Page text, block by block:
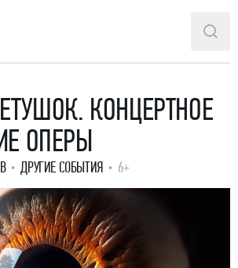
театр оперы и балета
КОНЦЕРТНОЕ
ОПЕРЫ
ДРУГИЕ СОБЫТИЯ 6+